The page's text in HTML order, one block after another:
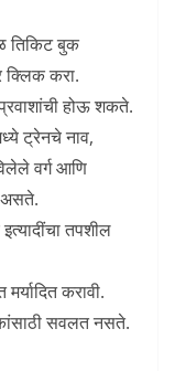
तिकिट बुक
क्लिक करा.
होऊ शकते.
ट्रेनचे नाव,
वर्ग आणि
असते.
तपशील
करावी.
सवलत नसते.